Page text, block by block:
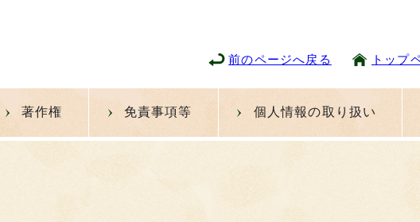
前のページへ戻る トップ
著作権 免責事項等 個人情報の取り扱い